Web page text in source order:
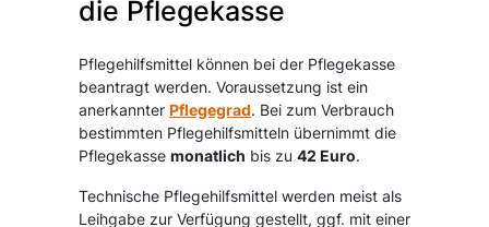
die Pflegekasse
Pflegehilfsmittel können bei der Pflegekasse
beantragt werden. Voraussetzung ist ein
anerkannter Pflegegrad. Bei zum Verbrauch
bestimmten Pflegehilfsmitteln übernimmt die
Pflegekasse monatlich bis zu 42 Euro.
Technische Pflegehilfsmittel werden meist als
Leihgabe zur Verfügung gestellt, ggf. mit einer